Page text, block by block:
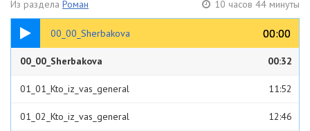
Из раздела Роман 10 часов 44 минуты
00_00_Sherbakova 00:00
00:00
00:32
00_00_Sherbakova 00:32
01_01_Kto_iz_vas_general 11:52
01_02_Kto_iz_vas_general 12:46